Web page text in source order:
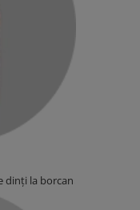
dinți la borcan.